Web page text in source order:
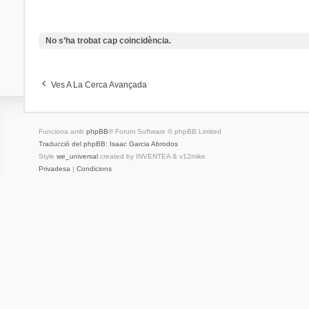
No s’ha trobat cap coincidència.
Ves A La Cerca Avançada
Funciona amb phpBB® Forum Software © phpBB Limited
Traducció del phpBB: Isaac Garcia Abrodos
Style we_universalcreated by INVENTEA & v12mike
Privadesa | Condicions